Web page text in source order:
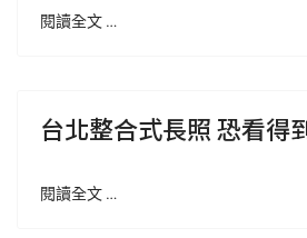
閱讀全文 …
台北整合式長照 恐看得
閱讀全文 …